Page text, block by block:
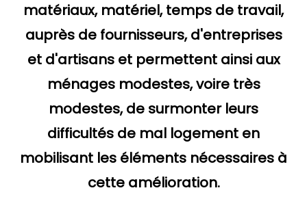
matériaux, matériel, temps de travail,
auprès de fournisseurs, d'entreprises
et d'artisans et permettent ainsi aux
ménages modestes, voire très
modestes, de surmonter leurs
difficultés de mal logement en
mobilisant les éléments nécessaires à
cette amélioration.